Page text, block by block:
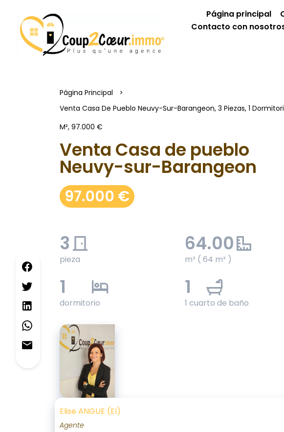
Página principal
Contacto con
Página Principal
Venta Casa De Pueblo Neuvy-Sur-Barangeon, 3 Piezas, 1
M², 97.000 €
Venta Casa de pueblo
Neuvy-sur-Barangeon
97.000 €
3
pieza
64.00
m² ( 64 m² )
1
dormitorio
1
1 cuarto de baño
Elise ANGUE (EI)
Agente